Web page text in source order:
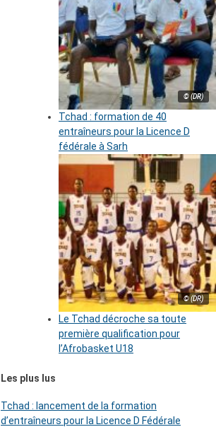
© (DR)
Tchad : formation de 40
entraîneurs pour la Licence D
fédérale à Sarh
© (DR)
Le Tchad décroche sa toute
première qualification pour
l’Afrobasket U18
Les plus lus
Tchad : lancement de la formation
d’entraîneurs pour la Licence D Fédérale